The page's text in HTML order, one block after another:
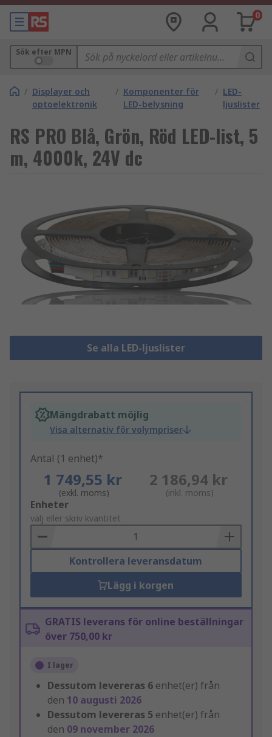
0
Sök efter MPN
/ Displayer och
optoelektronik
/ Komponenter för
LED-belysning
/ LED-
ljuslister
RS PRO Blå, Grön, Röd LED-list, 5
m, 4000k, 24V dc
Se alla LED-ljuslister
Mängdrabatt möjlig
Visa alternativ för volympriser
Antal (1 enhet)*
1 749,55 kr
(exkl. moms)
2 186,94 kr
(inkl. moms)
Add
to
Basket
Enheter
välj eller skriv kvantitet
Kontrollera leveransdatum
Lägg i korgen
GRATIS leverans för online beställningar
över 750,00 kr
I lager
Dessutom levereras 6 enhet(er) från
den 10 augusti 2026
Dessutom levereras 5 enhet(er) från
den 09 november 2026